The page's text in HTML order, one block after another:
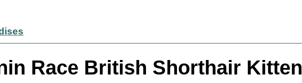
Race British Shorthair Kitten